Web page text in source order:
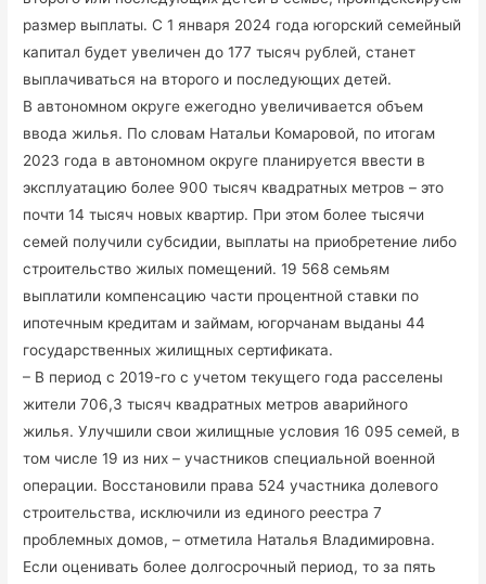
размер выплаты. С 1 января 2024 года югорский семейный
капитал будет увеличен до 177 тысяч рублей, станет
выплачиваться на второго и последующих детей.
В автономном округе ежегодно увеличивается объем
ввода жилья. По словам Натальи Комаровой, по итогам
2023 года в автономном округе планируется ввести в
эксплуатацию более 900 тысяч квадратных метров – это
почти 14 тысяч новых квартир. При этом более тысячи
семей получили субсидии, выплаты на приобретение либо
строительство жилых помещений. 19 568 семьям
выплатили компенсацию части процентной ставки по
ипотечным кредитам и займам, югорчанам выданы 44
государственных жилищных сертификата.
– В период с 2019-го с учетом текущего года расселены
жители 706,3 тысяч квадратных метров аварийного
жилья. Улучшили свои жилищные условия 16 095 семей, в
том числе 19 из них – участников специальной военной
операции. Восстановили права 524 участника долевого
строительства, исключили из единого реестра 7
проблемных домов, – отметила Наталья Владимировна.
Если оценивать более долгосрочный период, то за пять